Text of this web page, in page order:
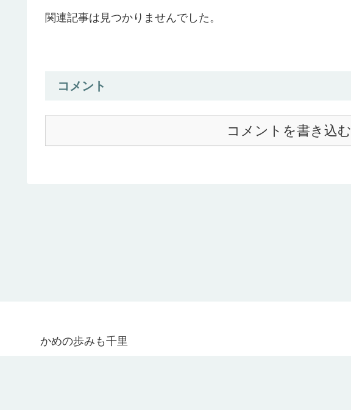
関連記事は見つかりませんでした。
コメント
コメントを書き込む
かめの歩みも千里